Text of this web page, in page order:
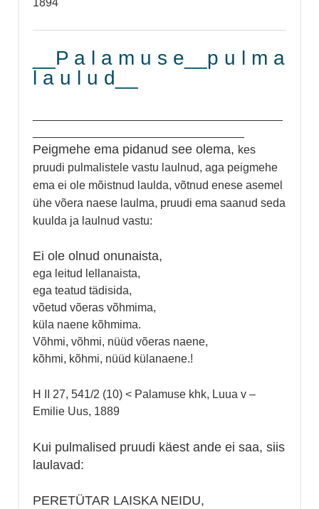
1894
__P a l a m u s e__p u l m a
l a u l u d__
Peigmehe ema pidanud see olema, kes
pruudi pulmalistele vastu laulnud, aga peigmehe
ema ei ole mõistnud laulda, võtnud enese asemel
ühe võera naese laulma, pruudi ema saanud seda
kuulda ja laulnud vastu:
Ei ole olnud onunaista,
ega leitud lellanaista,
ega teatud tädisida,
võetud võeras võhmima,
küla naene kõhmima.
Võhmi, võhmi, nüüd võeras naene,
kõhmi, kõhmi, nüüd külanaene.!
H II 27, 541/2 (10) < Palamuse khk, Luua v –
Emilie Uus, 1889
Kui pulmalised pruudi käest ande ei saa, siis
laulavad:
PERETÜTAR LAISKA NEIDU,